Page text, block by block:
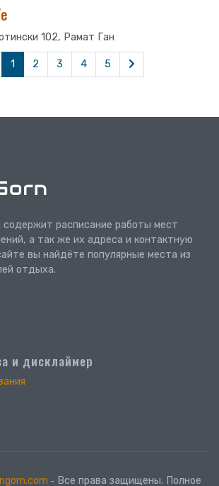
102, Рамат Ган
1 2 3 4 5
содержит расписание работы мест
а так же их адреса и контактную
вы найдёте популярные места из
отдыха.
и дисклаймер
‐ Все права защищены. Полное